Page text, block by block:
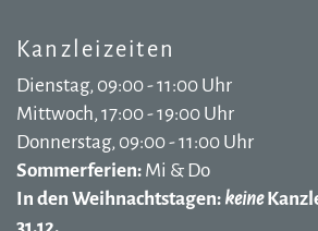
Kanzleizeiten
Dienstag, 09:00 - 11:00 Uhr
Mittwoch, 17:00 - 19:00 Uhr
Donnerstag, 09:00 - 11:00 Uhr
Sommerferien: Mi & Do
In den Weihnachtstagen: keine
31.12.